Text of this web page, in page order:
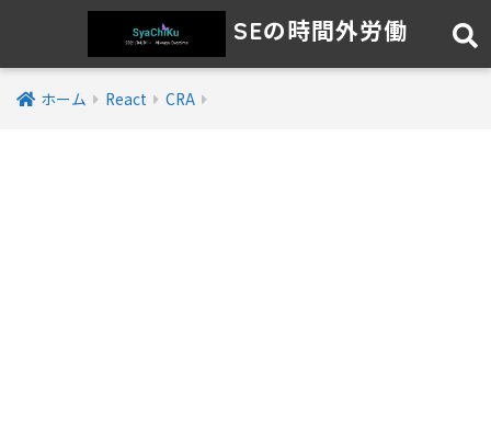
SEの時間外労働
ホーム React CRA